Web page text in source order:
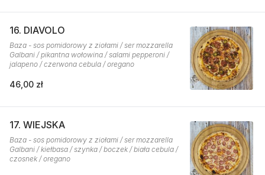
16. DIAVOLO
Baza - sos pomidorowy z ziołami / ser mozzarella
Galbani / pikantna wołowina / salami pepperoni /
jalapeno / czerwona cebula / oregano
46,00 zł
17. WIEJSKA
Baza - sos pomidorowy z ziołami / ser mozzarella
Galbani / kiełbasa / szynka / boczek / biała cebula /
czosnek / oregano